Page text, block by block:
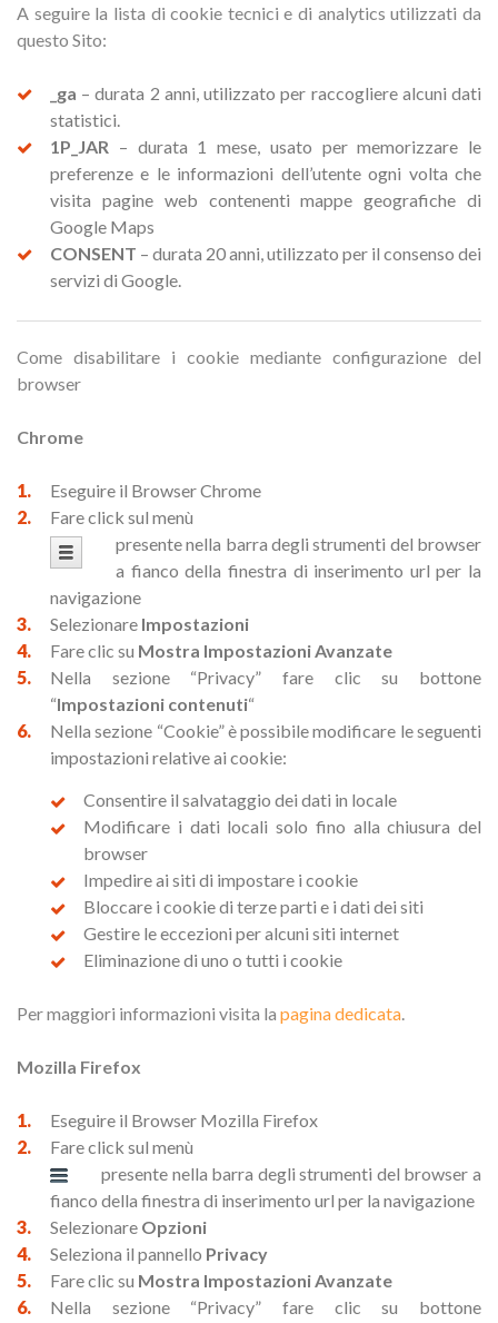
A seguire la lista di cookie tecnici e di analytics utilizzati da
questo Sito:
_ga – durata 2 anni, utilizzato per raccogliere alcuni dati
statistici.
1P_JAR – durata 1 mese, usato per memorizzare le
preferenze e le informazioni dell’utente ogni volta che
visita pagine web contenenti mappe geografiche di
Google Maps
CONSENT – durata 20 anni, utilizzato per il consenso dei
servizi di Google.
Come disabilitare i cookie mediante configurazione del
browser
Chrome
Eseguire il Browser Chrome
Fare click sul menù
presente nella barra degli strumenti del browser
a fianco della finestra di inserimento url per la
navigazione
Selezionare Impostazioni
Fare clic su Mostra Impostazioni Avanzate
Nella sezione “Privacy” fare clic su bottone
“Impostazioni contenuti“
Nella sezione “Cookie” è possibile modificare le seguenti
impostazioni relative ai cookie:
Consentire il salvataggio dei dati in locale
Modificare i dati locali solo fino alla chiusura del
browser
Impedire ai siti di impostare i cookie
Bloccare i cookie di terze parti e i dati dei siti
Gestire le eccezioni per alcuni siti internet
Eliminazione di uno o tutti i cookie
Per maggiori informazioni visita la pagina dedicata.
Mozilla Firefox
Eseguire il Browser Mozilla Firefox
Fare click sul menù
presente nella barra degli strumenti del browser a
fianco della finestra di inserimento url per la navigazione
Selezionare Opzioni
Seleziona il pannello Privacy
Fare clic su Mostra Impostazioni Avanzate
Nella sezione “Privacy” fare clic su bottone